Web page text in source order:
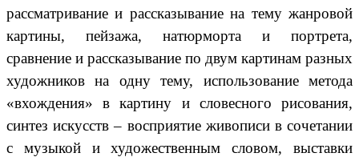
рассматривание и рассказывание на тему жанровой
картины, пейзажа, натюрморта и портрета,
сравнение и рассказывание по двум картинам разных
художников на одну тему, использование метода
«вхождения» в картину и словесного рисования,
синтез искусств – восприятие живописи в сочетании
с музыкой и художественным словом, выставки